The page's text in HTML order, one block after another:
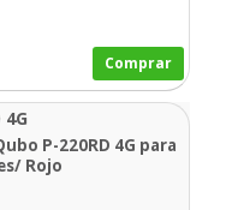
Comprar
4G
P-220RD 4G para
Rojo